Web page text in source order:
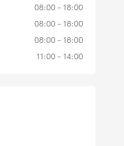
08:00 - 18:00
08:00 - 18:00
08:00 - 18:00
11:00 - 14:00